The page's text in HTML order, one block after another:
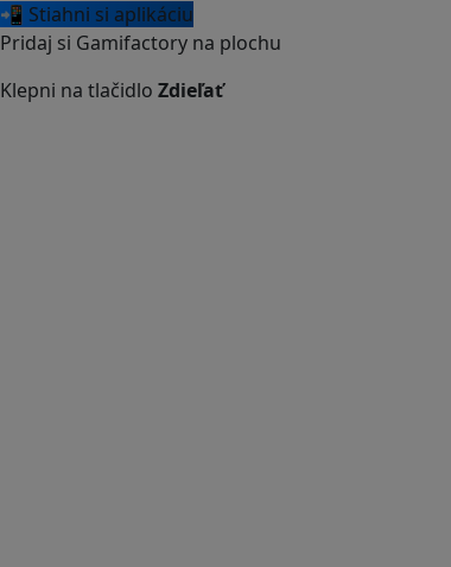
📲 Stiahni si aplikáciu
Pridaj si Gamifactory na plochu
Klepni na tlačidlo Zdieľať